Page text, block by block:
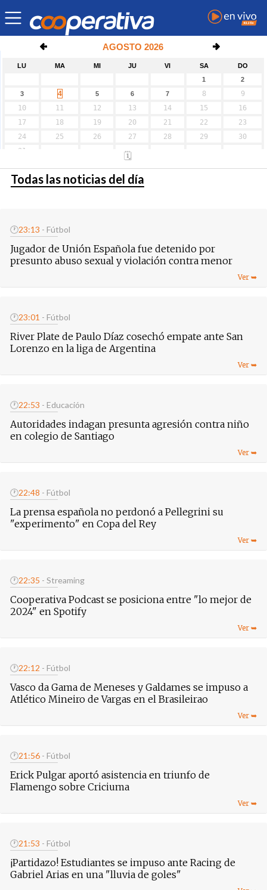
Todas las noticias del día
🕐23:13 - Fútbol
Jugador de Unión Española fue detenido por
presunto abuso sexual y violación contra menor
🕐23:01 - Fútbol
River Plate de Paulo Díaz cosechó empate ante San
Lorenzo en la liga de Argentina
🕐22:53 - Educación
Autoridades indagan presunta agresión contra niño
en colegio de Santiago
🕐22:48 - Fútbol
La prensa española no perdonó a Pellegrini su
"experimento" en Copa del Rey
🕐22:35 - Streaming
Cooperativa Podcast se posiciona entre "lo mejor de
2024" en Spotify
🕐22:12 - Fútbol
Vasco da Gama de Meneses y Galdames se impuso a
Atlético Mineiro de Vargas en el Brasileirao
🕐21:56 - Fútbol
Erick Pulgar aportó asistencia en triunfo de
Flamengo sobre Criciuma
🕐21:53 - Fútbol
¡Partidazo! Estudiantes se impuso ante Racing de
Gabriel Arias en una "lluvia de goles"